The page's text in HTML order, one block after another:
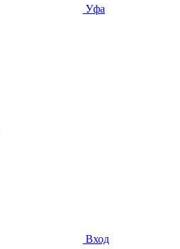
Уфа
Вход